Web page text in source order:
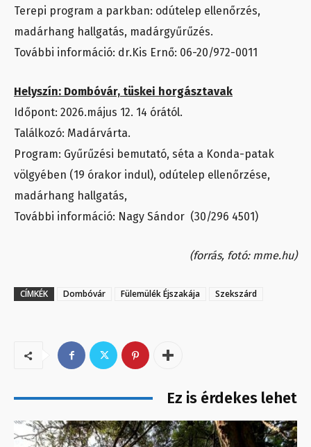
Terepi program a parkban: odútelep ellenőrzés,
madárhang hallgatás, madárgyűrűzés.
További információ: dr.Kis Ernő: 06-20/972-0011
Helyszín: Dombóvár, tüskei horgásztavak
Időpont: 2026.május 12. 14 órától.
Találkozó: Madárvárta.
Program: Gyűrűzési bemutató, séta a Konda-patak
völgyében (19 órakor indul), odútelep ellenőrzése,
madárhang hallgatás,
További információ: Nagy Sándor (30/296 4501)
(forrás, fotó: mme.hu)
CÍMKÉK Dombóvár Fülemülék Éjszakája Szekszárd
Ez is érdekes lehet